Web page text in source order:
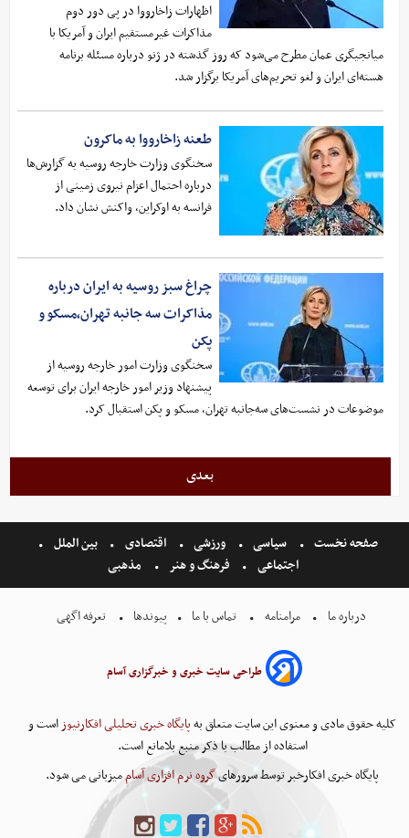
اظهارات زاخارووا در پی دور دوم
مذاکرات غیرمستقیم ایران و آمریکا با
میانجیگری عمان مطرح می‌شود که روز گذشته در ژنو درباره مسئله برنامه
هسته‌ای ایران و لغو تحریم‌های آمریکا برگزار شد.
طعنه زاخارووا به ماکرون
سخنگوی وزارت خارجه روسیه به گزارش‌ها
درباره احتمال اعزام نیروی زمینی از
فرانسه به اوکراین، واکنش نشان داد.
چراغ سبز روسیه به ایران درباره
مذاکرات سه جانبه تهران،مسکو و
پکن
سخنگوی وزارت امور خارجه روسیه از
پیشنهاد وزیر امور خارجه ایران برای توسعه
موضوعات در نشست‌های سه‌جانبه تهران، مسکو و پکن استقبال کرد.
بعدی
صفحه نخست سیاسی ورزشی اقتصادی
بین الملل
اجتماعی
فرهنگ و هنر مذهبی
درباره ما مرامنامه تماس با ما پیوندها تعرفه اگهی
طراحی سایت خبری و خبرگزاری آسام
کلیه حقوق مادی و معنوی این سایت متعلق بهپایگاه خبری تحلیلی افکارنیوزاست و
استفاده از مطالب با ذکر منبع بلامانع است.
پایگاه خبری افکارخبر توسط سرورهایگروه نرم افزاری آساممیزبانی می شود.